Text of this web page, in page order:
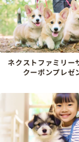
ネクストファミリー
クーポンプレゼ